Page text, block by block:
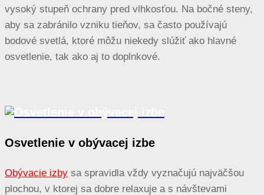
vysoký stupeň ochrany pred vlhkosťou. Na bočné steny,
aby sa zabránilo vzniku tieňov, sa často používajú
bodové svetlá, ktoré môžu niekedy slúžiť ako hlavné
osvetlenie, tak ako aj to doplnkové.
Osvetlenie v obývacej izbe
Obývacie izby sa spravidla vždy vyznačujú najväčšou
plochou, v ktorej sa dobre relaxuje a s návštevami